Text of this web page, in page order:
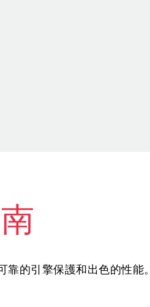
的引擎保護和出色的性能。